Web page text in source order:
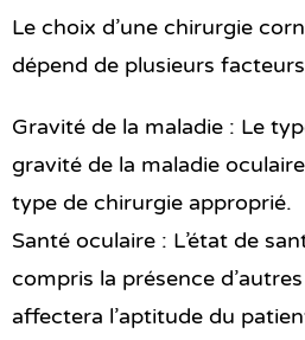
Le choix d’une chirurgie
dépend de plusieurs
Gravité de la maladie : Le
gravité de la maladie
type de chirurgie approprié.
Santé oculaire : L’état de
compris la présence
affectera l’aptitude du